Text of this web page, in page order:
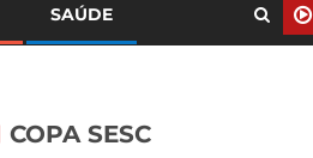
SAÚDE
COPA SESC